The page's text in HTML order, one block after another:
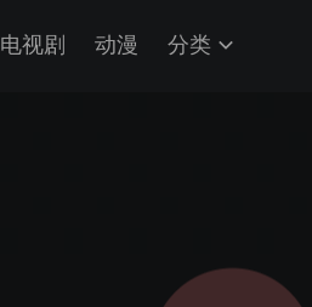
电视剧 动漫 分类